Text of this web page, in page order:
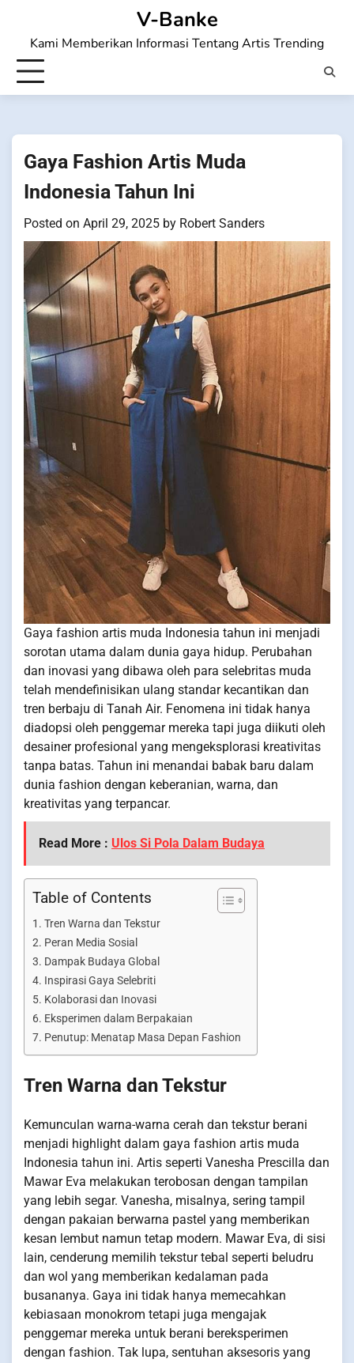
content
V-Banke
Kami Memberikan Informasi Tentang Artis Trending
Gaya Fashion Artis Muda
Indonesia Tahun Ini
Posted on April 29, 2025 by Robert Sanders
Gaya fashion artis muda Indonesia tahun ini menjadi
sorotan utama dalam dunia gaya hidup. Perubahan
dan inovasi yang dibawa oleh para selebritas muda
telah mendefinisikan ulang standar kecantikan dan
tren berbaju di Tanah Air. Fenomena ini tidak hanya
diadopsi oleh penggemar mereka tapi juga diikuti oleh
desainer profesional yang mengeksplorasi kreativitas
tanpa batas. Tahun ini menandai babak baru dalam
dunia fashion dengan keberanian, warna, dan
kreativitas yang terpancar.
Read More : Ulos Si Pola Dalam Budaya
Table of Contents
Tren Warna dan Tekstur
Peran Media Sosial
Dampak Budaya Global
Inspirasi Gaya Selebriti
Kolaborasi dan Inovasi
Eksperimen dalam Berpakaian
Penutup: Menatap Masa Depan Fashion
Tren Warna dan Tekstur
Kemunculan warna-warna cerah dan tekstur berani
menjadi highlight dalam gaya fashion artis muda
Indonesia tahun ini. Artis seperti Vanesha Prescilla dan
Mawar Eva melakukan terobosan dengan tampilan
yang lebih segar. Vanesha, misalnya, sering tampil
dengan pakaian berwarna pastel yang memberikan
kesan lembut namun tetap modern. Mawar Eva, di sisi
lain, cenderung memilih tekstur tebal seperti beludru
dan wol yang memberikan kedalaman pada
busananya. Gaya ini tidak hanya memecahkan
kebiasaan monokrom tetapi juga mengajak
penggemar mereka untuk berani bereksperimen
dengan fashion. Tak lupa, sentuhan aksesoris yang